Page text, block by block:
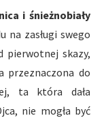
i śnieżnobiały
na zasługi swego
pierwotnej skazy,
przeznaczona do
ta która dała
nie mogła być